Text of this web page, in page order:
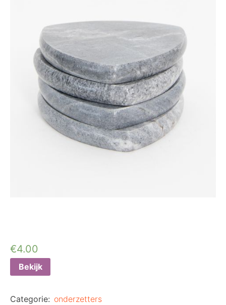
€4.00
Bekijk
Categorie: onderzetters